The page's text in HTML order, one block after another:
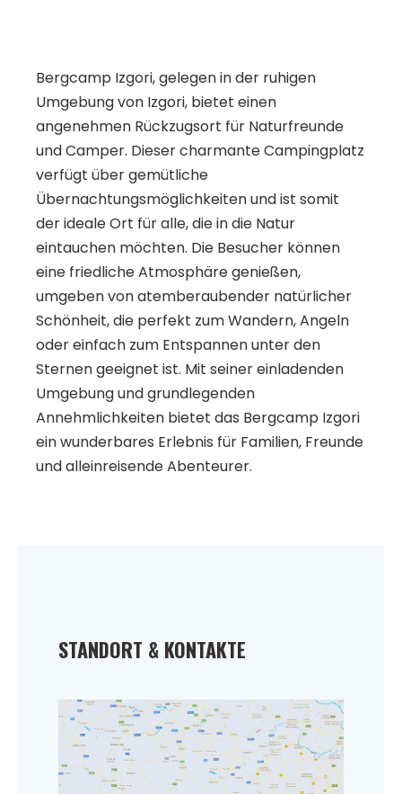
Bergcamp Izgori, gelegen in der ruhigen
Umgebung von Izgori, bietet einen
angenehmen Rückzugsort für Naturfreunde
und Camper. Dieser charmante Campingplatz
verfügt über gemütliche
Übernachtungsmöglichkeiten und ist somit
der ideale Ort für alle, die in die Natur
eintauchen möchten. Die Besucher können
eine friedliche Atmosphäre genießen,
umgeben von atemberaubender natürlicher
Schönheit, die perfekt zum Wandern, Angeln
oder einfach zum Entspannen unter den
Sternen geeignet ist. Mit seiner einladenden
Umgebung und grundlegenden
Annehmlichkeiten bietet das Bergcamp Izgori
ein wunderbares Erlebnis für Familien, Freunde
und alleinreisende Abenteurer.
STANDORT & KONTAKTE